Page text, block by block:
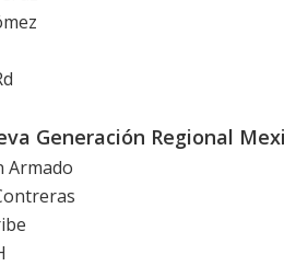
Generación Regional
Armado